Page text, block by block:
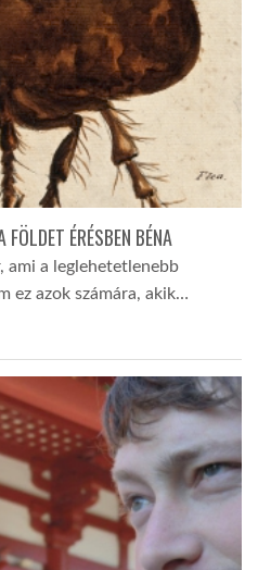
ÉRÉSBEN BÉNA
ami a leglehetetlenebb
ez azok számára, akik…